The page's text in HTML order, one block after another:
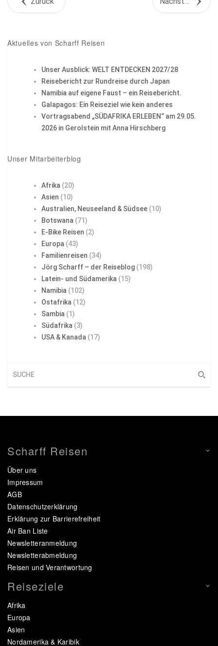
Aktuelles von Scharff Reisen
Unser Ausblick: WELT ENTDECKEN 2027/28
Reisebericht zur Rundreise durch Japan
Namibia auf eigene Faust – ein Reisebericht.
Galapagos: Ein Reiseziel wie kein anderes
Vortragsabend „SÜDAFRIKA ERLEBEN“ am 29.05.
2026 in Gerolstein mit Anna Hirschberg
Unser Mitarbeiterblog
Afrika (20)
Asien (10)
Australien, Neuseeland & Südsee (10)
Botswana (71)
E-Bike Reisen (2)
Europa (43)
Familienreisen (34)
Jörg Scharff – der Reiseblog (198)
Latein- und Südamerika (15)
Namibia (102)
Ostafrika (12)
Sambia (1)
Südafrika (3)
USA & Kanada (17)
Scharff Reisen
Über uns
Impressum
AGB
Datenschutzerklärung
Erklärung zur Barrierefreiheit
Air Ban Liste
Newsletteranmeldung
Newsletterabmeldung
Reisen und Verantwortung
Reiseziele
Afrika
Europa
Asien
Nordamerika & Karibik